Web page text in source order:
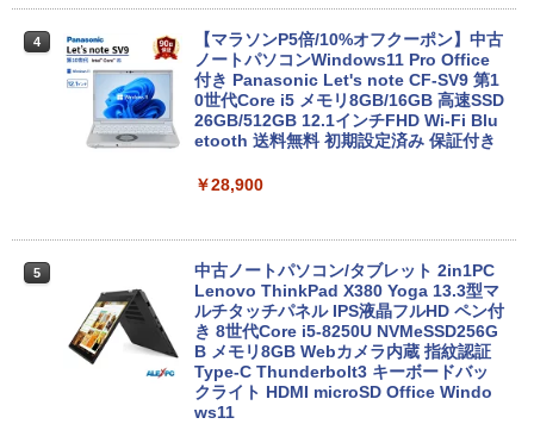
4
【マラソンP5倍/10%オフクーポン】中古
ノートパソコンWindows11 Pro Office
付き Panasonic Let's note CF-SV9 第1
0世代Core i5 メモリ8GB/16GB 高速SSD
26GB/512GB 12.1インチFHD Wi-Fi Blu
etooth 送料無料 初期設定済み 保証付き
￥28,900
5
中古ノートパソコン/タブレット 2in1PC
Lenovo ThinkPad X380 Yoga 13.3型マ
ルチタッチパネル IPS液晶フルHD ペン付
き 8世代Core i5-8250U NVMeSSD256G
B メモリ8GB Webカメラ内蔵 指紋認証
Type-C Thunderbolt3 キーボードバッ
クライト HDMI microSD Office Windo
ws11